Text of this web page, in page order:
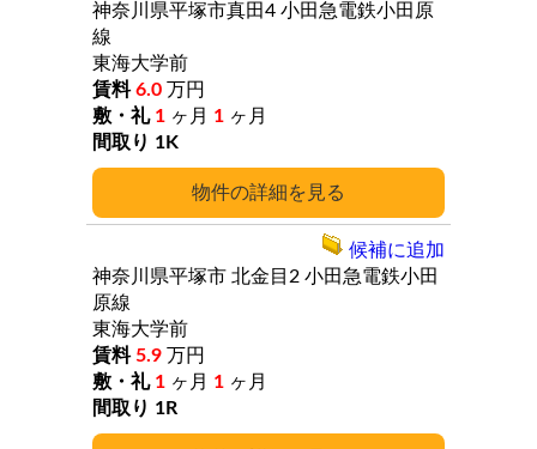
詳細
神奈川県平塚市真田4 小田急電鉄小田原
線
東海大学前
6.0 万円
1 ヶ月 1 ヶ月
1K
神奈川県平塚市 北金目2 小田急電鉄小田
原線
東海大学前
5.9 万円
1 ヶ月 1 ヶ月
1R
候補に追加